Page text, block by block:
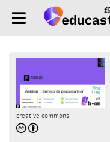
creative commons